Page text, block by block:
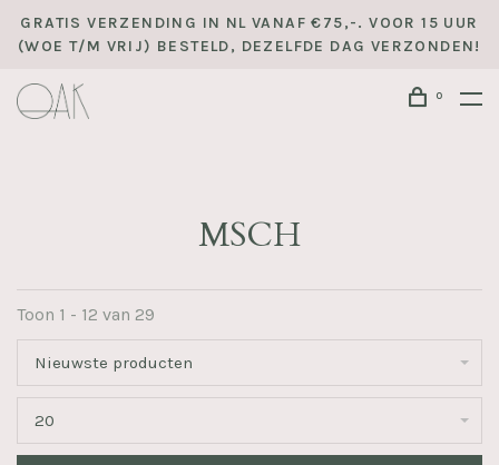
GRATIS VERZENDING IN NL VANAF €75,-. VOOR 15 UUR
(WOE T/M VRIJ) BESTELD, DEZELFDE DAG VERZONDEN!
0
MSCH
Toon 1 - 12 van 29
Nieuwste producten
20